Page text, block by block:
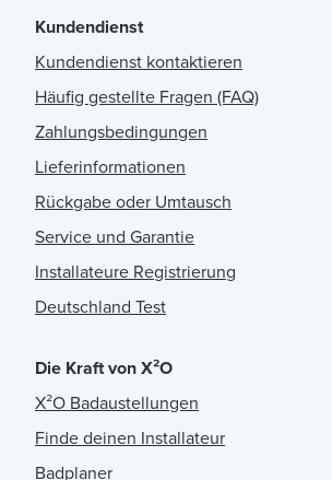
Kundendienst
Kundendienst kontaktieren
Häufig gestellte Fragen (FAQ)
Zahlungsbedingungen
Lieferinformationen
Rückgabe oder Umtausch
Service und Garantie
Installateure Registrierung
Deutschland Test
Die Kraft von X²O
X²O Badaustellungen
Finde deinen Installateur
Badplaner